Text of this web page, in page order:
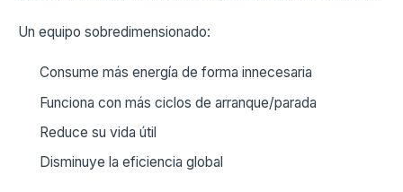
Un equipo sobredimensionado:
Consume más energía de forma innecesaria
Funciona con más ciclos de arranque/parada
Reduce su vida útil
Disminuye la eficiencia global